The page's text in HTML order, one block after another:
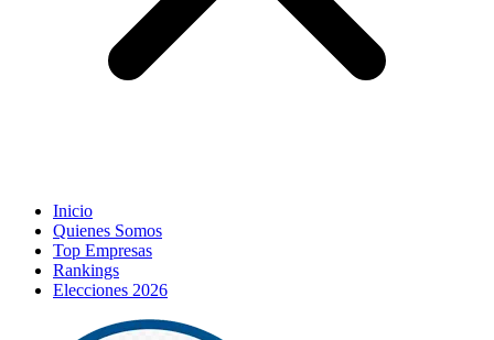
Inicio
Quienes Somos
Top Empresas
Rankings
Elecciones 2026